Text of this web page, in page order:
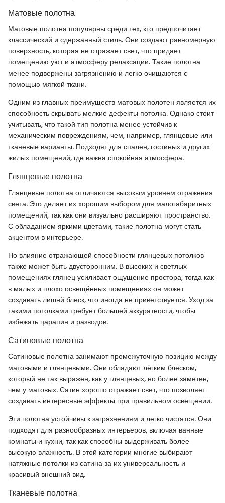
Матовые полотна
Матовые полотна популярны среди тех, кто предпочитает
классический и сдержанный стиль. Они создают равномерную
поверхность, которая не отражает свет, что придает
помещению уют и атмосферу релаксации. Такие полотна
менее подвержены загрязнению и легко очищаются с
помощью мягкой ткани.
Одним из главных преимуществ матовых полотен является их
способность скрывать мелкие дефекты потолка. Однако стоит
учитывать, что такой тип полотна менее устойчив к
механическим повреждениям, чем, например, глянцевые или
тканевые варианты. Подходят для спален, гостиных и других
жилых помещений, где важна спокойная атмосфера.
Глянцевые полотна
Глянцевые полотна отличаются высокым уровнем отражения
света. Это делает их хорошим выбором для малогабаритных
помещений, так как они визуально расширяют пространство.
С обладанием яркими цветами, такие полотна могут стать
акцентом в интерьере.
Но влияние отражающей способности глянцевых потолков
также может быть двусторонним. В высоких и светлых
помещениях глянец усиливает ощущение простора, тогда как
в малых и плохо освещённых помещениях он может
создавать лишнй блеск, что иногда не приветствуется. Уход за
такими потолками требует большей аккуратности, чтобы
избежать царапин и разводов.
Сатиновые полотна
Сатиновые полотна занимают промежуточную позицию между
матовыми и глянцевыми. Они обладают лёгким блеском,
который не так выражен, как у глянцевых, но более заметен,
чем у матовых. Сатин хорошо отражает свет, что позволяет
создавать интересные эффекты при правильном освещении.
Эти полотна устойчивы к загрязнениям и легко чистятся. Они
подходят для разнообразных интерьеров, включая ванные
комнаты и кухни, так как способны выдерживать более
высокую влажность. В этой категории многие выбирают
натяжные потолки из сатина за их универсальность и
красивый внешний вид.
Тканевые полотна